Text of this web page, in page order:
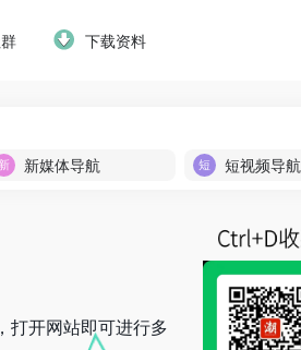
下载资料
新媒体导航 短视频导航
打开网站即可进行多